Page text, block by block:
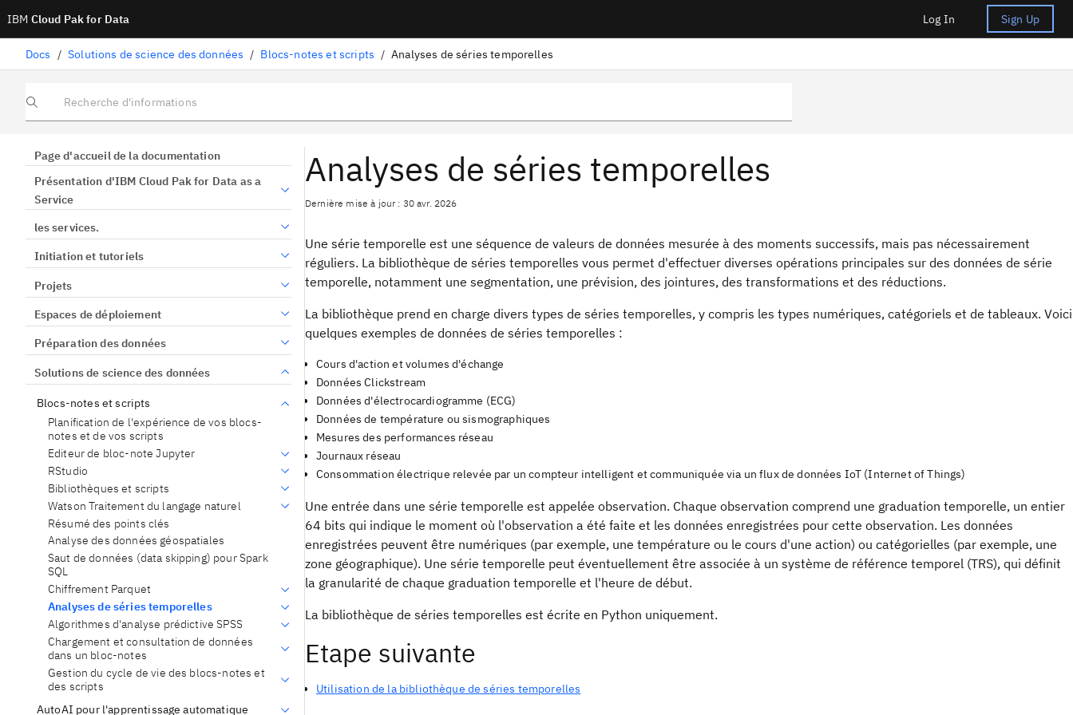
IBM Cloud Pak for Data Log In Sign Up
Docs / Solutions de science des données / Blocs-notes et scripts / Analyses de séries temporelles
Recherche d'informations
Page d'accueil de la documentation
Présentation d'IBM Cloud Pak for Data as a
Service
les services.
Initiation et tutoriels
Projets
Espaces de déploiement
Préparation des données
Solutions de science des données
Blocs-notes et scripts
Planification de l'expérience de vos blocs-
notes et de vos scripts
Editeur de bloc-note Jupyter
RStudio
Bibliothèques et scripts
Watson Traitement du langage naturel
Résumé des points clés
Analyse des données géospatiales
Saut de données (data skipping) pour Spark
SQL
Chiffrement Parquet
Analyses de séries temporelles
Algorithmes d'analyse prédictive SPSS
Chargement et consultation de données
dans un bloc-notes
Gestion du cycle de vie des blocs-notes et
des scripts
AutoAI pour l'apprentissage automatique
Analyses de séries temporelles
Dernière mise à jour : 30 avr. 2026
Une série temporelle est une séquence de valeurs de données mesurée à des moments successifs, mais pas nécessairement
réguliers. La bibliothèque de séries temporelles vous permet d'effectuer diverses opérations principales sur des données de série
temporelle, notamment une segmentation, une prévision, des jointures, des transformations et des réductions.
La bibliothèque prend en charge divers types de séries temporelles, y compris les types numériques, catégoriels et de tableaux. Voici
quelques exemples de données de séries temporelles :
Cours d'action et volumes d'échange
Données Clickstream
Données d'électrocardiogramme (ECG)
Données de température ou sismographiques
Mesures des performances réseau
Journaux réseau
Consommation électrique relevée par un compteur intelligent et communiquée via un flux de données IoT (Internet of Things)
Une entrée dans une série temporelle est appelée observation. Chaque observation comprend une graduation temporelle, un entier
64 bits qui indique le moment où l'observation a été faite et les données enregistrées pour cette observation. Les données
enregistrées peuvent être numériques (par exemple, une température ou le cours d'une action) ou catégorielles (par exemple, une
zone géographique). Une série temporelle peut éventuellement être associée à un système de référence temporel (TRS), qui définit
la granularité de chaque graduation temporelle et l'heure de début.
La bibliothèque de séries temporelles est écrite en Python uniquement.
Etape suivante
Utilisation de la bibliothèque de séries temporelles